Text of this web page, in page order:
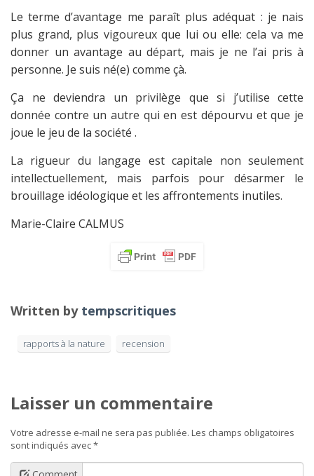
Le terme d’avantage me paraît plus adéquat : je nais
plus grand, plus vigoureux que lui ou elle: cela va me
donner un avantage au départ, mais je ne l’ai pris à
personne. Je suis né(e) comme çà.
Ça ne deviendra un privilège que si j’utilise cette
donnée contre un autre qui en est dépourvu et que je
joue le jeu de la société .
La rigueur du langage est capitale non seulement
intellectuellement, mais parfois pour désarmer le
brouillage idéologique et les affrontements inutiles.
Marie-Claire CALMUS
Written by tempscritiques
rapports à la nature recension
Laisser un commentaire
Votre adresse e-mail ne sera pas publiée. Les champs obligatoires
sont indiqués avec*